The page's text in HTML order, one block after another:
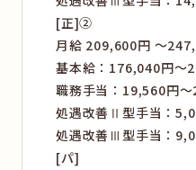
[正]②
月給 209,600円 〜
基本給：176,040円～
職務手当：19,560円
処遇改善Ⅱ型手当：
処遇改善Ⅲ型手当：
[パ]